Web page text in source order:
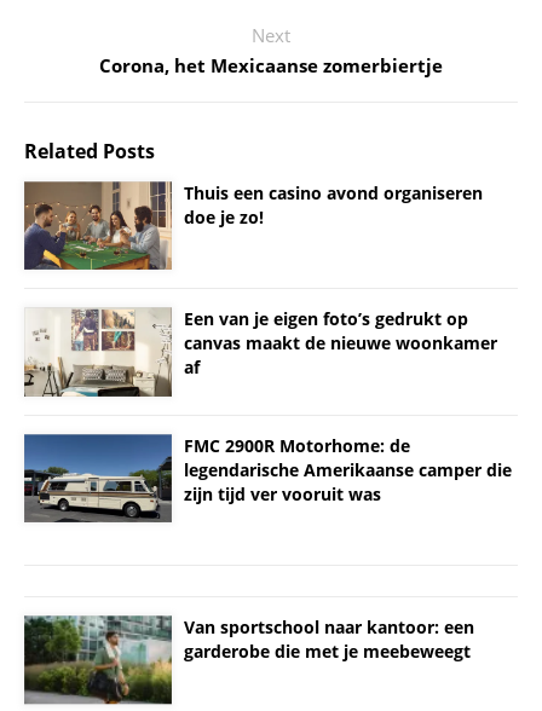
Next
Corona, het Mexicaanse zomerbiertje
Related Posts
Thuis een casino avond organiseren
doe je zo!
Een van je eigen foto’s gedrukt op
canvas maakt de nieuwe woonkamer
af
FMC 2900R Motorhome: de
legendarische Amerikaanse camper die
zijn tijd ver vooruit was
Van sportschool naar kantoor: een
garderobe die met je meebeweegt